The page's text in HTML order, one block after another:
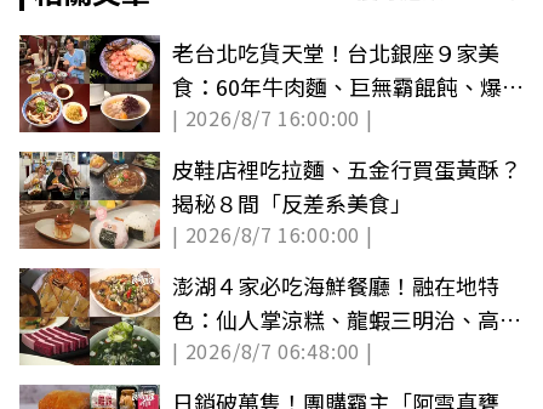
老台北吃貨天堂！台北銀座９家美
食：60年牛肉麵、巨無霸餛飩、爆汁
雞排必吃
| 2026/8/7 16:00:00 |
皮鞋店裡吃拉麵、五金行買蛋黃酥？
揭秘８間「反差系美食」
| 2026/8/7 16:00:00 |
澎湖４家必吃海鮮餐廳！融在地特
色：仙人掌涼糕、龍蝦三明治、高麗
菜酸燒魚
| 2026/8/7 06:48:00 |
日銷破萬隻！團購霸主「阿雪真甕